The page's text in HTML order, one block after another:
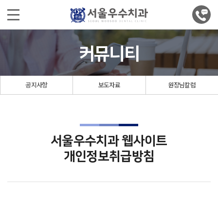
커뮤니티
공지사항 보도자료 원장님칼럼
서울우수치과 웹사이트
개인정보취급방침